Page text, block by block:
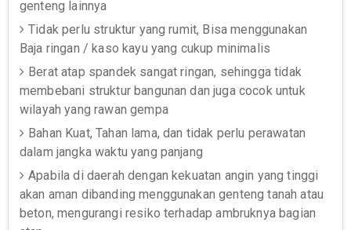
genteng lainnya
Tidak perlu struktur yang rumit, Bisa menggunakan
Baja ringan / kaso kayu yang cukup minimalis
Berat atap spandek sangat ringan, sehingga tidak
membebani struktur bangunan dan juga cocok untuk
wilayah yang rawan gempa
Bahan Kuat, Tahan lama, dan tidak perlu perawatan
dalam jangka waktu yang panjang
Apabila di daerah dengan kekuatan angin yang tinggi
akan aman dibanding menggunakan genteng tanah atau
beton, mengurangi resiko terhadap ambruknya bagian